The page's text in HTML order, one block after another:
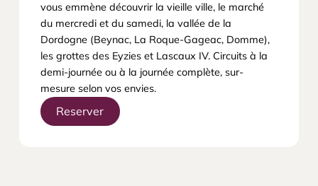
vous emmène découvrir la vieille ville, le marché
du mercredi et du samedi, la vallée de la
Dordogne (Beynac, La Roque-Gageac, Domme),
les grottes des Eyzies et Lascaux IV. Circuits à la
demi-journée ou à la journée complète, sur-
mesure selon vos envies.
Reserver